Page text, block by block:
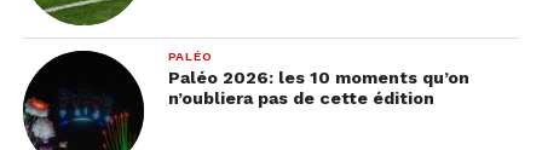
PALÉO
Paléo 2026: les 10 moments qu’on
n’oubliera pas de cette édition